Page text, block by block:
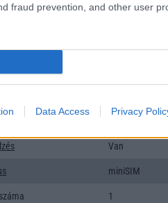
fraud prevention, and other user
Data Access Privacy
Van
miniSIM
1